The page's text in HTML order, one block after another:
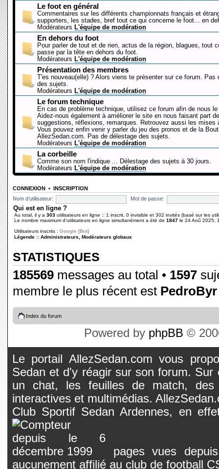
Le foot en général
Commentaires sur les différents championnats français et
supporters, les stades, bref tout ce qui concerne le foot... en
Modérateurs L'équipe de modération
En dehors du foot
Pour parler de tout et de rien, actus de la région, blagues, tout
passe par la tête en dehors du foot.
Modérateurs L'équipe de modération
Présentation des membres
T'es nouveau(elle) ? Alors viens te présenter sur ce forum. Pas
des sujets.
Modérateurs L'équipe de modération
Le forum technique
En cas de problème technique, utilisez ce forum afin de nous le
Aidez-nous également à améliorer le site en nous faisant part
suggestions, réflexions, remarques. Retrouvez aussi les mises
Vous pouvez enfin venir y parler du jeu des pronos et de la
AllezSedan.com. Pas de délestage des sujets.
Modérateurs L'équipe de modération
La corbeille
Comme son nom l'indique ... Délestage des sujets à 30 jours.
Modérateurs L'équipe de modération
CONNEXION • INSCRIPTION
Nom d’utilisateur:
Mot de passe:
Qui est en ligne ?
Au total, il y a 303 utilisateurs en ligne :: 1 inscrit, 0 invisible et 302 invités (basé sur les
Le nombre maximum d’utilisateurs en ligne simultanément a été de 1847 le 24 Aoû 2025,
Utilisateurs inscrits : Google [Bot]
Légende :: Administrateurs Modérateurs globaux
STATISTIQUES
185569 messages au total • 1597
membre le plus récent est PedroByr
Index du forum
Powered by phpBB ©
Le portail AllezSedan.com vous
Sedan et d'y réagir sur son forum.
un chat, les feuilles de match, des
interactives et multimédias.
Club Sportif Sedan Ardennes, en
pages vues
aucunement affilié au club de football